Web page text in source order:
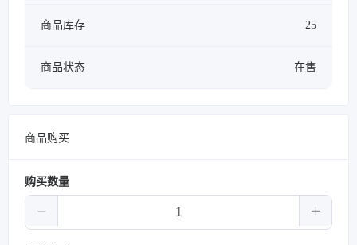
商品库存 25
商品状态 在售
商品购买
购买数量